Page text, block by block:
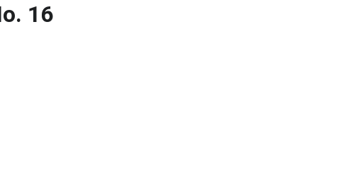
16